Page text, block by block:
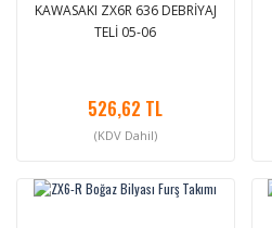
KAWASAKI ZX6R 636 DEBRİYAJ
TELİ 05-06
526,62 TL
(KDV Dahil)